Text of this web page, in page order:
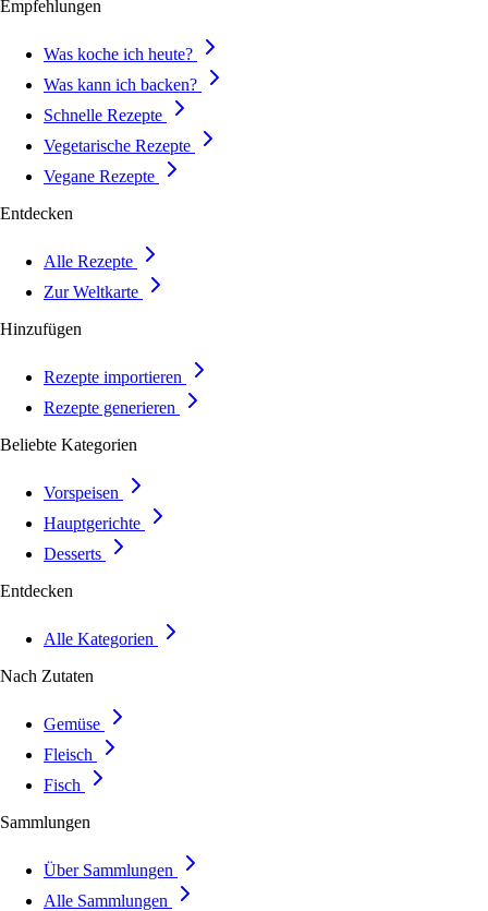
Empfehlungen
Was koche ich heute?
Was kann ich backen?
Schnelle Rezepte
Vegetarische Rezepte
Vegane Rezepte
Entdecken
Alle Rezepte
Zur Weltkarte
Hinzufügen
Rezepte importieren
Rezepte generieren
Beliebte Kategorien
Vorspeisen
Hauptgerichte
Desserts
Entdecken
Alle Kategorien
Nach Zutaten
Gemüse
Fleisch
Fisch
Sammlungen
Über Sammlungen
Alle Sammlungen